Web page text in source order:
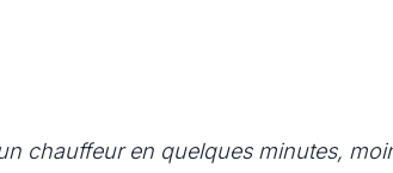
chauffeur en quelques minutes,